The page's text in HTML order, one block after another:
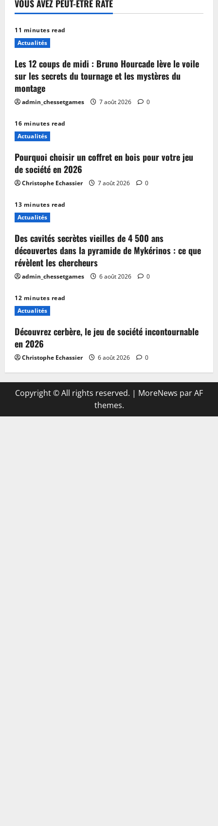
VOUS AVEZ PEUT-ÊTRE RATÉ
11 minutes read
Actualités
Les 12 coups de midi : Bruno Hourcade lève le voile
sur les secrets du tournage et les mystères du
montage
admin_chessetgames 7 août 2026 0
16 minutes read
Actualités
Pourquoi choisir un coffret en bois pour votre jeu
de société en 2026
Christophe Echassier 7 août 2026 0
13 minutes read
Actualités
Des cavités secrètes vieilles de 4 500 ans
découvertes dans la pyramide de Mykérinos : ce que
révèlent les chercheurs
admin_chessetgames 6 août 2026 0
12 minutes read
Actualités
Découvrez cerbère, le jeu de société incontournable
en 2026
Christophe Echassier 6 août 2026 0
Copyright © All rights reserved. | MoreNews par AF
themes.